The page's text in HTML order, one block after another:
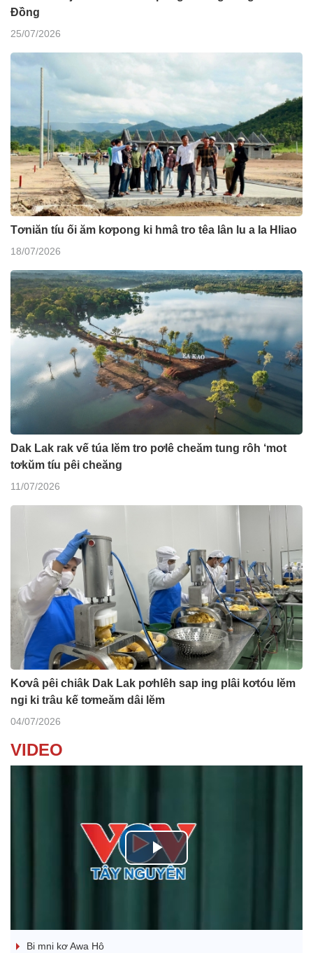
Đồng
25/07/2026
Tơniăn tíu ối ăm kơpong ki hmâ tro têa lân lu a Ia Hliao
18/07/2026
Dak Lak rak vế túa lĕm tro pơlê cheăm tung rôh ‘mot
tơkŭm tíu pêi cheăng
11/07/2026
Kơvâ pêi chiâk Dak Lak pơhlêh sap ing plâi kơtóu lĕm
ngi ki trâu kế tơmeăm dâi lĕm
04/07/2026
VIDEO
P
a
Bi mni kơ Awa Hô